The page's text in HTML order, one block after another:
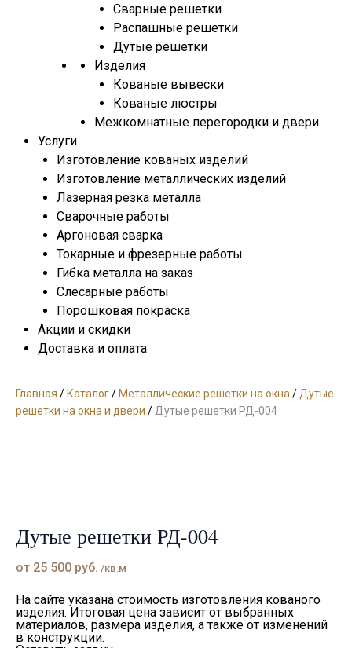
Сварные решетки
Распашные решетки
Дутые решетки
Изделия
Кованые вывески
Кованые люстры
Межкомнатные перегородки и двери
Услуги
Изготовление кованых изделий
Изготовление металлических изделий
Лазерная резка металла
Сварочные работы
Аргоновая сварка
Токарные и фрезерные работы
Гибка металла на заказ
Слесарные работы
Порошковая покраска
Акции и скидки
Доставка и оплата
Главная /Каталог/Металлические решетки на окна / Дутые
решетки на окна и двери / Дутые решетки РД-004
Дутые решетки РД-004
от 25 500 руб. /кв.м
На сайте указана стоимость изготовления кованого
изделия. Итоговая цена зависит от выбранных
материалов, размера изделия, а также от изменений
в конструкции.